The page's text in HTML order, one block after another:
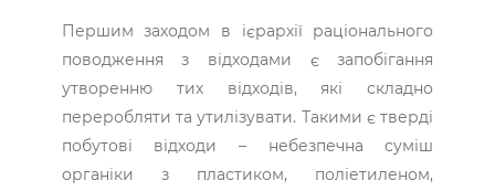
Першим заходом в ієрархії раціонального
поводження з відходами є запобігання
утворенню тих відходів, які складно
переробляти та утилізувати. Такими є тверді
побутові відходи – небезпечна суміш
органіки з пластиком, поліетиленом,